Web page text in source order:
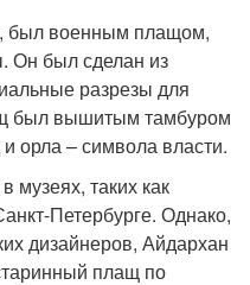
был военным плащом,
Он был сделан из
разрезы для
был вышитым тамбуром
орла – символа власти.
музеях, таких как
Петербурге. Однако,
дизайнеров, Айдархан
плащ по